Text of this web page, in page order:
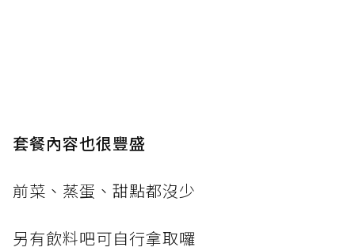
套餐內容也很豐盛
前菜、蒸蛋、甜點都沒少
另有飲料吧可自行拿取囉